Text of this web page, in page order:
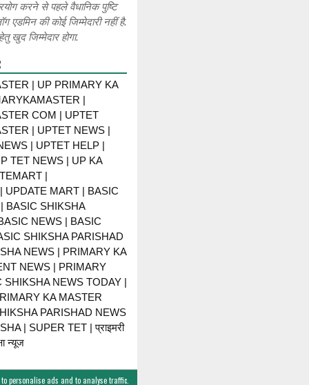
करने से पहले वैधानिक पुष्टि
की कोई जिम्मेदारी नहीं है.
खुद जिम्मेदार होगा.
| UP PRIMARY KA
|
COM | UPTET
| UPTET NEWS |
| UPTET HELP |
TET NEWS | UP KA
|
UPDATE MART | BASIC
BASIC SHIKSHA
NEWS | BASIC
SHIKSHA PARISHAD
NEWS | PRIMARY KA
NEWS | PRIMARY
NEWS TODAY |
KA MASTER
PARISHAD NEWS
| SUPER TET | प्राइमरी
न्यूज
personalise ads and to analyse traffic.